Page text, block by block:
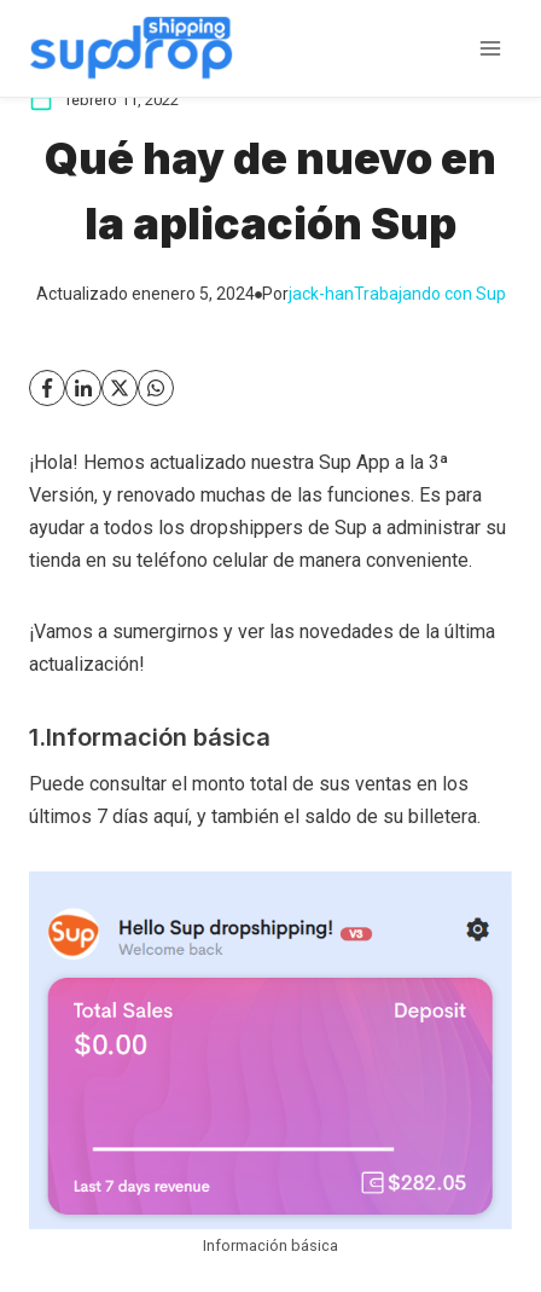
febrero 11, 2022
Qué hay de nuevo en
la aplicación Sup
Actualizado enenero 5, 2024 Porjack-hanTrabajando con Sup
¡Hola! Hemos actualizado nuestra Sup App a la 3ª
Versión, y renovado muchas de las funciones. Es para
ayudar a todos los dropshippers de Sup a administrar su
tienda en su teléfono celular de manera conveniente.
¡Vamos a sumergirnos y ver las novedades de la última
actualización!
1.Información básica
Puede consultar el monto total de sus ventas en los
últimos 7 días aquí, y también el saldo de su billetera.
Información básica